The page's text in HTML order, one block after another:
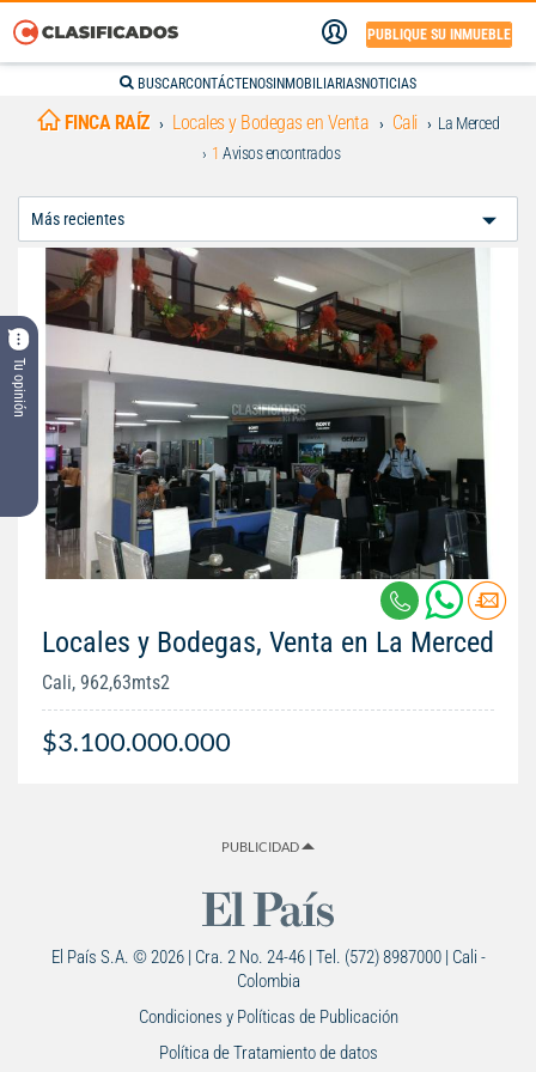
PUBLIQUE SU INMUEBLE
BUSCARCONTÁCTENOS INMOBILIARIASNOTICIAS
Tu opinión
FINCA RAÍZ Locales y Bodegas en Venta Cali
La Merced
1 Avisos encontrados
Locales y Bodegas, Venta en La Merced
Cali, 962,63mts2
$3.100.000.000
PUBLICIDAD
El País S.A. © 2026 | Cra. 2 No. 24-46 | Tel. (572) 8987000 | Cali -
Colombia
Condiciones y Políticas de Publicación
Política de Tratamiento de datos